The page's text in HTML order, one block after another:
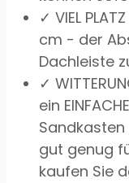
✓ VIEL
cm - der
Dachleiste
✓
ein
Sandkasten
gut genug
kaufen Sie